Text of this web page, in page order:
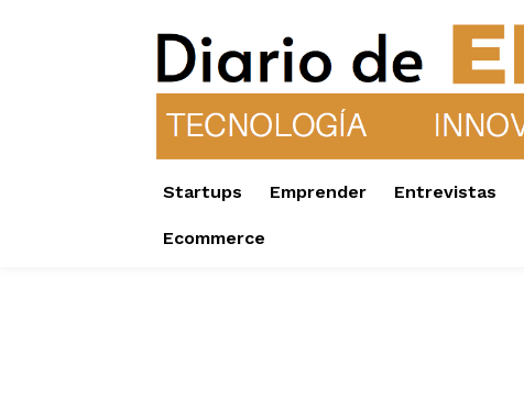
Startups Emprender Entrevistas
Ecommerce